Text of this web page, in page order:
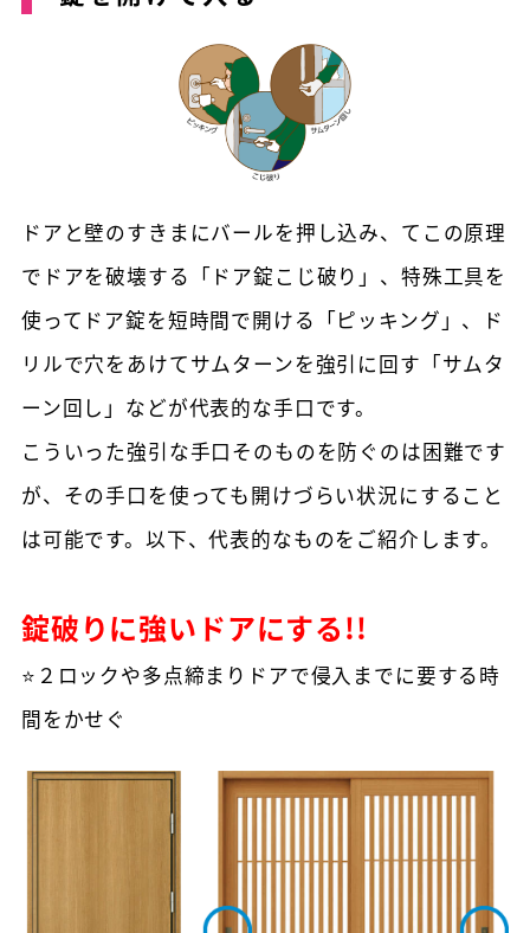
ドアと壁のすきまにバールを押し込み、てこの原理
でドアを破壊する「ドア錠こじ破り」、特殊工具を
使ってドア錠を短時間で開ける「ピッキング」、ド
リルで穴をあけてサムターンを強引に回す「サムタ
ーン回し」などが代表的な手口です。
こういった強引な手口そのものを防ぐのは困難です
が、その手口を使っても開けづらい状況にすること
は可能です。以下、代表的なものをご紹介します。
錠破りに強いドアにする!!
⭐２ロックや多点締まりドアで侵入までに要する時
間をかせぐ